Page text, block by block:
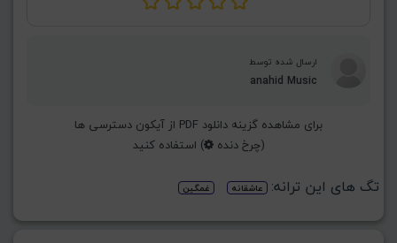
ارسال شده توسط
anahid Music
برای مشاهده گزینه دانلود PDF از آیکون دسترسی ها
(چرخ دنده ) استفاده کنید
تگ های این ترانه: عاشقانه غمگین